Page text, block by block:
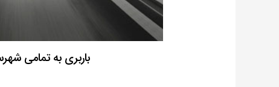
باربری به تمامی